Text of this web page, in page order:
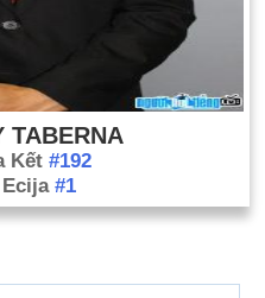
TABERNA
Kết #192
Ecija #1